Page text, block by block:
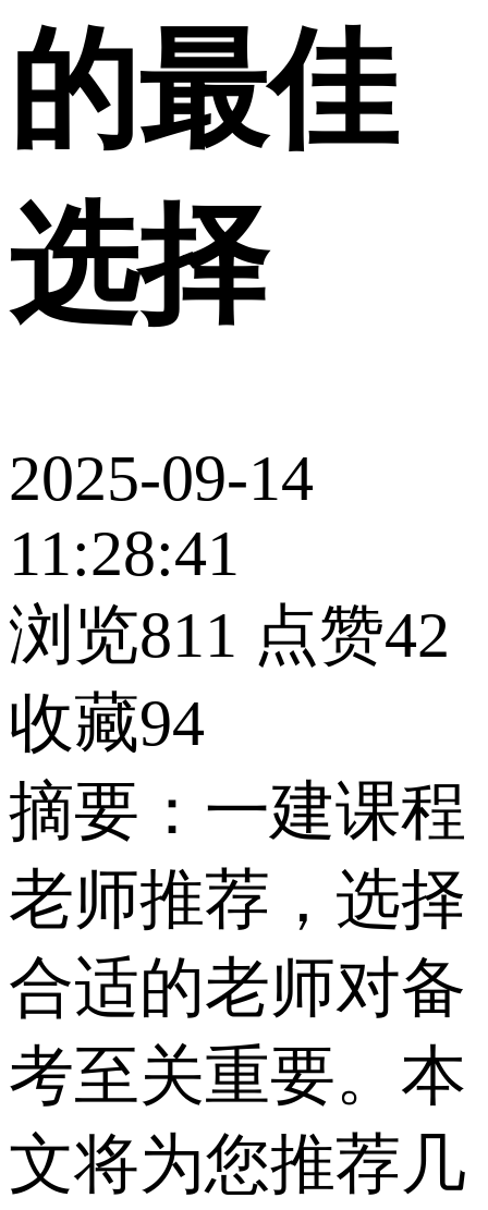
的最佳
选择
2025-09-14
11:28:41
浏览811 点赞42
收藏94
摘要：一建课程
老师推荐，选择
合适的老师对备
考至关重要。本
文将为您推荐几